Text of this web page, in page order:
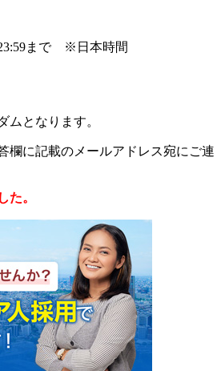
23:59まで ※日本時間
となります。
欄に記載のメールアドレス宛にご連
た。